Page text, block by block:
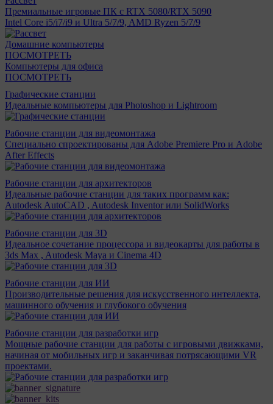
Премиальные игровые ПК с RTX 5080/RTX 5090
Intel Core i5/i7/i9 и Ultra 5/7/9, AMD Ryzen 5/7/9
Домашние компьютеры
ПОСМОТРЕТЬ
Компьютеры для офиса
ПОСМОТРЕТЬ
Графические станции
Идеальные компьютеры для Photoshop и Lightroom
Рабочие станции для видеомонтажа
Специально спроектированы для Adobe Premiere Pro и Adobe
After Effects
Рабочие станции для архитекторов
Идеальные рабочие станции для таких программ как:
Autodesk AutoCAD , Autodesk Inventor или SolidWorks
Рабочие станции для 3D
Идеальное сочетание процессора и видеокарты для работы в
3ds Max , Autodesk Maya и Cinema 4D
Рабочие станции для ИИ
Производительные решения для искусственного интеллекта,
машинного обучения и глубокого обучения
Рабочие станции для разработки игр
Мощные рабочие станции для работы с игровыми движками,
начиная от мобильных игр и заканчивая потрясающими VR
проектами.